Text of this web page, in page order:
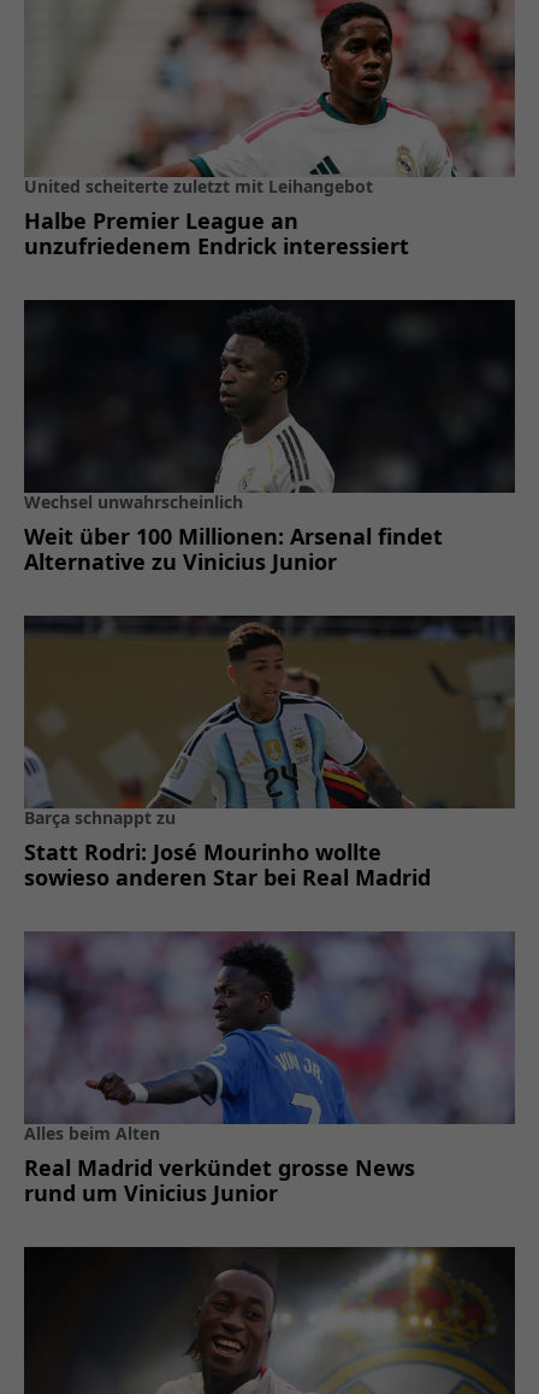
United scheiterte zuletzt mit Leihangebot
Halbe Premier League an
unzufriedenem Endrick interessiert
Wechsel unwahrscheinlich
Weit über 100 Millionen: Arsenal findet
Alternative zu Vinicius Junior
Barça schnappt zu
Statt Rodri: José Mourinho wollte
sowieso anderen Star bei Real Madrid
Alles beim Alten
Real Madrid verkündet grosse News
rund um Vinicius Junior